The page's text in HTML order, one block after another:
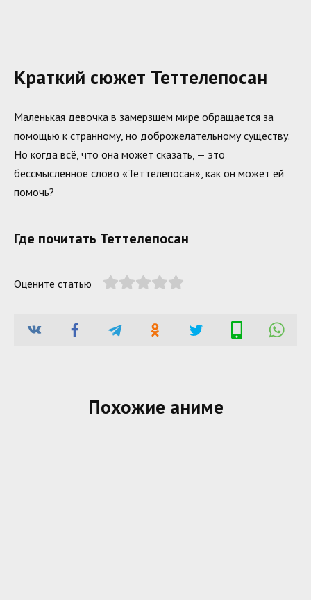
Краткий сюжет Теттелепосан
Маленькая девочка в замерзшем мире обращается за
помощью к странному, но доброжелательному существу.
Но когда всё, что она может сказать, — это
бессмысленное слово «Теттелепосан», как он может ей
помочь?
Где почитать Теттелепосан
Оцените статью
Похожие аниме